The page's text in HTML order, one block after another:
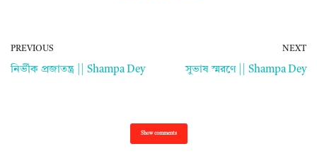
PREVIOUS
নির্ভীক প্রজাতন্ত্র || Shampa Dey
NEXT
সুভাষ স্মরণে || Shampa Dey
Show comments